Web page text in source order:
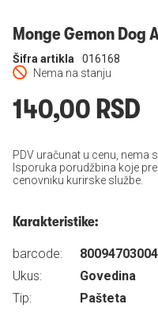
Monge Gemon Dog
Nema na stanju
Šifra artikla 016168
140,00 RSD
PDV uračunat u cenu, nema
Isporuka porudžbina koje
cenovniku kurirske službe.
Karakteristike:
barcode:
Ukus:
Govedina
Tip:
Pašteta